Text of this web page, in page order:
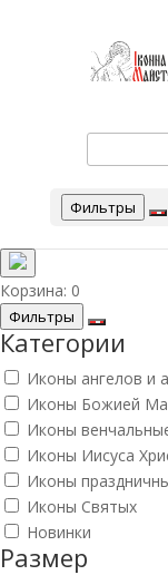
Фильтры
Корзина: 0
Фильтры
Категории
Иконы ангелов и
Иконы Божией
Иконы
Иконы Иисуса
Иконы
Иконы Святых
Новинки
Размер